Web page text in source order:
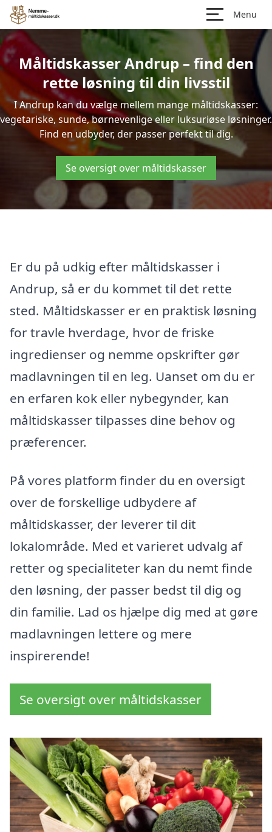
Menu
Måltidskasser Andrup – find den
rette løsning til din livsstil
I Andrup kan du vælge mellem mange måltidskasser:
vegetariske, sunde, børnevenlige eller luksuriøse løsninger.
Find en udbyder, der passer perfekt til dig.
Se oversigt over måltidskasser
Er du på udkig efter måltidskasser i
Andrup, så er du kommet til det rette
sted. Måltidskasser er en praktisk løsning
for travle hverdage, hvor de friske
ingredienser og nemme opskrifter gør
madlavningen til en leg. Uanset om du er
en erfaren kok eller nybegynder, kan
måltidskasser tilpasses dine behov og
præferencer.
På vores platform finder du en oversigt
over de forskellige udbydere af
måltidskasser, der leverer til dit
lokalområde. Med et varieret udvalg af
retter og specialiteter kan du nemt finde
den løsning, der passer bedst til dig og
din familie. Lad os hjælpe dig med at gøre
madlavningen lettere og mere
inspirerende!
Se oversigt over måltidskasser